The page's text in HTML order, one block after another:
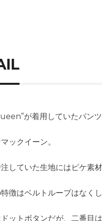
が着用していたパン
ックイーン。
していた生地にはピケ素
徴はベルトループはなく
ットボタンだが、二番目